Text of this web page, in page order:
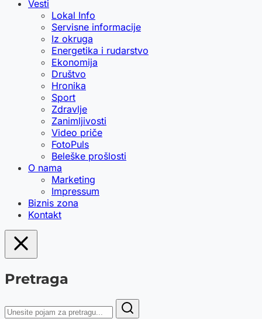
Vesti
Lokal Info
Servisne informacije
Iz okruga
Energetika i rudarstvo
Ekonomija
Društvo
Hronika
Sport
Zdravlje
Zanimljivosti
Video priče
FotoPuls
Beleške prošlosti
O nama
Marketing
Impressum
Biznis zona
Kontakt
Pretraga